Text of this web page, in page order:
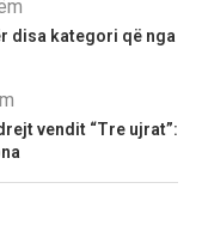
disa kategori që nga
vendit “Tre ujrat”: